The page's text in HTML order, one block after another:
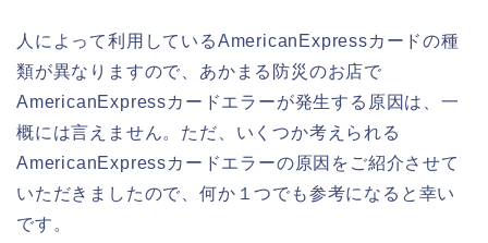
人によって利用しているAmericanExpressカードの種
類が異なりますので、あかまる防災のお店で
AmericanExpressカードエラーが発生する原因は、一
概には言えません。ただ、いくつか考えられる
AmericanExpressカードエラーの原因をご紹介させて
いただきましたので、何か１つでも参考になると幸い
です。